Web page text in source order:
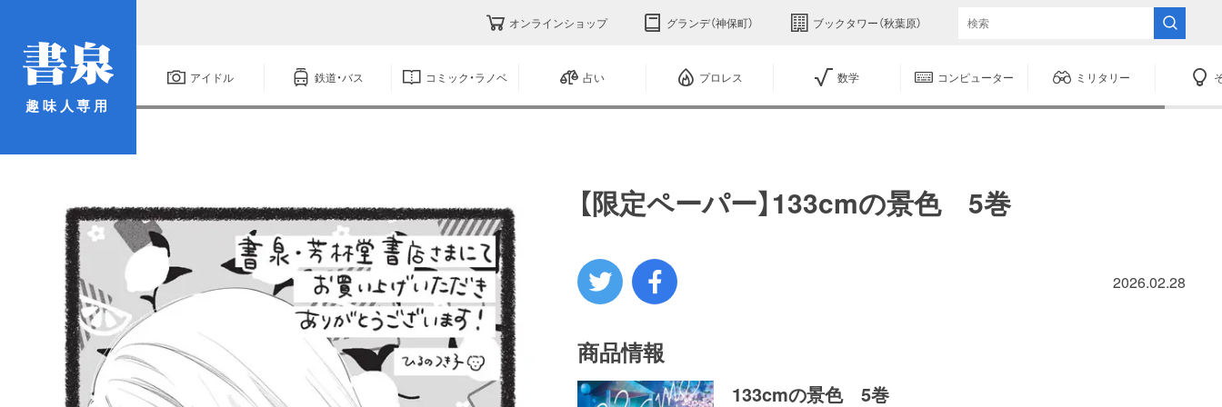
趣味人専用
オンラインショップ グランデ（神保町） ブックタワー（秋葉原）
アイドル 鉄道・バス コミック・ラノベ 占い プロレス 数学 コンピューター ミリタリー
【限定ペーパー】133cmの景色 5巻
2026.02.28
商品情報
133cmの景色 5巻